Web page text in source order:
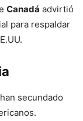
Canadá advirtió
para respaldar
secundado